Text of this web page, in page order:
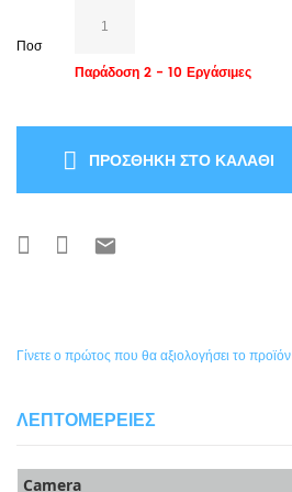
Ποσ
Παράδοση 2 - 10 Εργάσιμες
ΠΡΟΣΘΉΚΗ ΣΤΟ ΚΑΛΆΘΙ
Γίνετε ο πρώτος που θα αξιολογήσει το προϊόν
ΛΕΠΤΟΜΈΡΕΙΕΣ
Camera